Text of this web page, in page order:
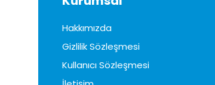
Hakkımızda
Gizlilik Sözleşmesi
Kullanıcı Sözleşmesi